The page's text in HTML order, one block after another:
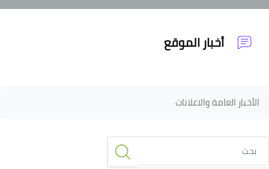
أخبار الموقع
الكتل
الأخبار العامة والاعلانات
بحث